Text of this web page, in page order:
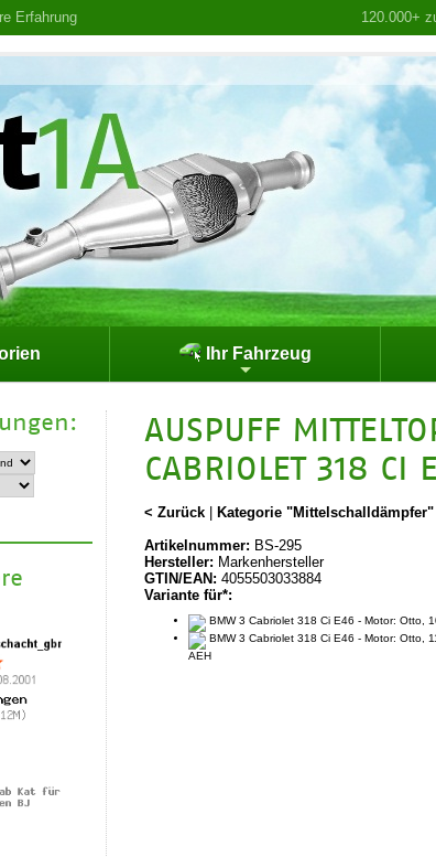
Erfahrung 120.000+
Ihr Fahrzeug
AUSPUFF
CABRIOLET 318 CI
< Zurück|
Kategorie
Artikelnummer: BS-295
Hersteller: Markenhersteller
GTIN/EAN: 4055503033884
Variante für*:
BMW 3 Cabriolet 318 Ci E46 - Motor: Otto,
BMW 3 Cabriolet 318 Ci E46 - Motor: Otto,
AEH